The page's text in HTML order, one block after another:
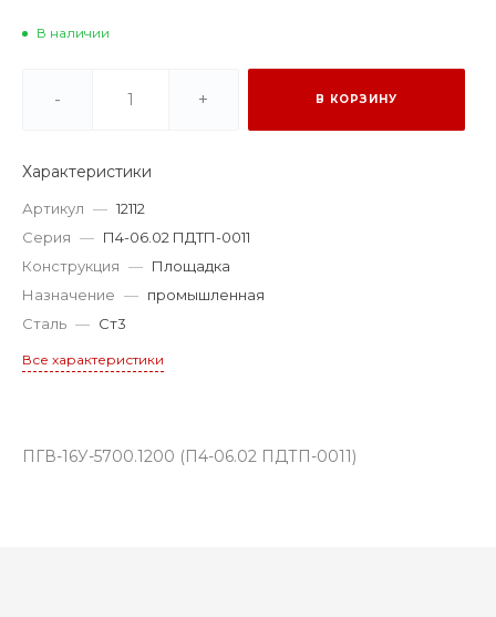
В наличии
- + В КОРЗИНУ
Характеристики
Артикул — 12112
Серия — П4-06.02 ПДТП-0011
Конструкция — Площадка
Назначение — промышленная
Сталь — Ст3
Все характеристики
ПГВ-16У-5700.1200 (П4-06.02 ПДТП-0011)